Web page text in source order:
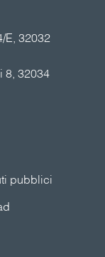
E, 32032
8, 32034
pubblici